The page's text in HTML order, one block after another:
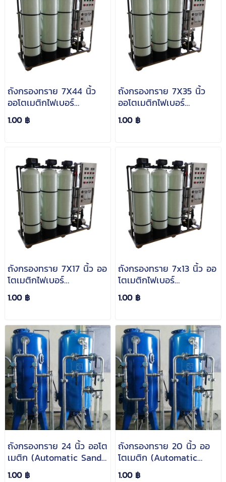
ถังกรองทราย 7X44 นิ้ว
ออโตเมติกไฟเบอร์
กลาส(Automatic Sand
Filter Frp)
1.00 ฿
ถังกรองทราย 7X35 นิ้ว
ออโตเมติกไฟเบอร์
กลาส(Automatic Sand
Filter Frp)
1.00 ฿
ถังกรองทราย 7X17 นิ้ว ออ
โตเมติกไฟเบอร์
กลาส(Automatic Sand
Filter Frp)
1.00 ฿
ถังกรองทราย 7x13 นิ้ว ออ
โตเมติกไฟเบอร์
กลาส(Automatic Sand
Filter Frp)
1.00 ฿
ถังกรองทราย 24 นิ้ว ออโต
เมติก (Automatic Sand
Filter)
1.00 ฿
ถังกรองทราย 20 นิ้ว ออ
โตเมติก (Automatic
Sand Filter)
1.00 ฿